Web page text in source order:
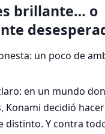
brillante… o
un poco de
en un mundo
Konami decidió
distinto. Y contra